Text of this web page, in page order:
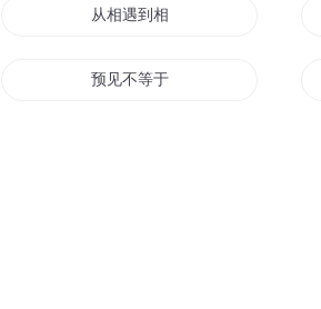
从相遇到相遇
预见不等于遇见